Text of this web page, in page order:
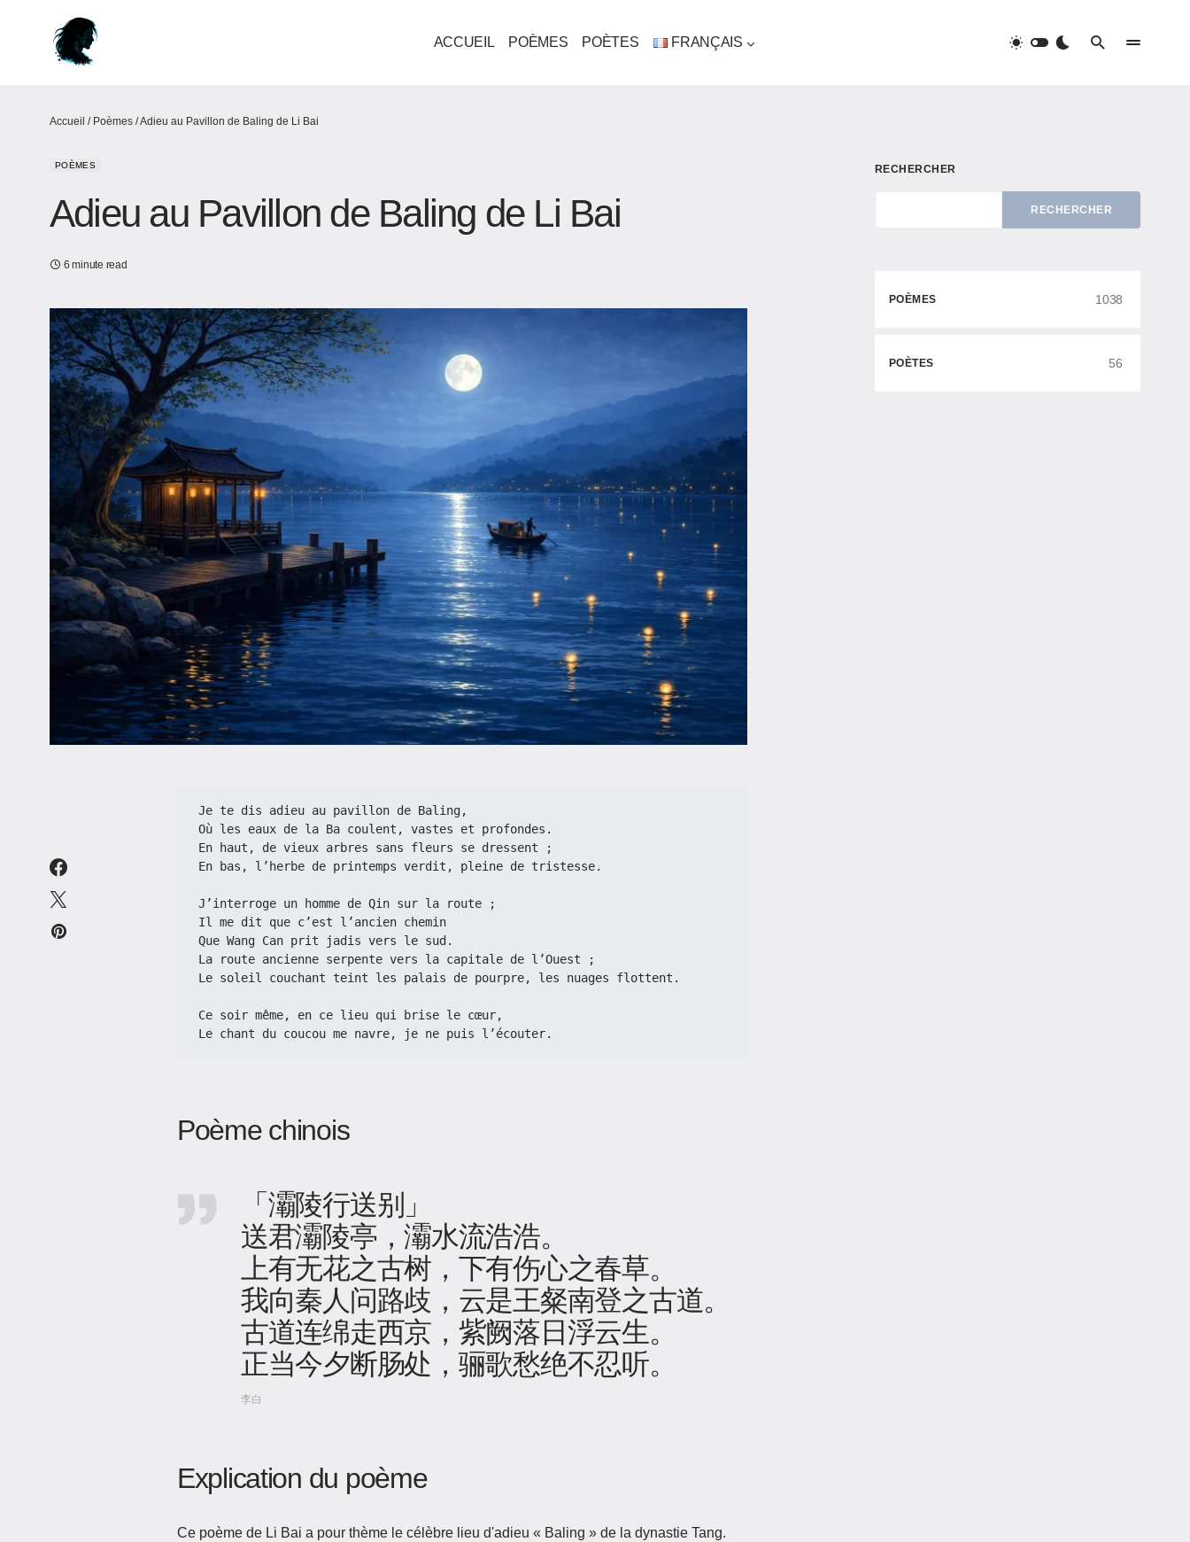
ACCUEIL POÈMES POÈTES FRANÇAIS
Accueil / Poèmes /Adieu au Pavillon de Baling de Li Bai
POÈMES
Adieu au Pavillon de Baling de Li Bai
6 minute read
Je te dis adieu au pavillon de Baling,
Où les eaux de la Ba coulent, vastes et profondes.
En haut, de vieux arbres sans fleurs se dressent ;
En bas, l’herbe de printemps verdit, pleine de tristesse.
J’interroge un homme de Qin sur la route ;
Il me dit que c’est l’ancien chemin
Que Wang Can prit jadis vers le sud.
La route ancienne serpente vers la capitale de l’Ouest ;
Le soleil couchant teint les palais de pourpre, les nuages flottent.
Ce soir même, en ce lieu qui brise le cœur,
Le chant du coucou me navre, je ne puis l’écouter.
Poème chinois
「灞陵行送别」
送君灞陵亭，灞水流浩浩。
上有无花之古树，下有伤心之春草。
我向秦人问路歧，云是王粲南登之古道。
古道连绵走西京，紫阙落日浮云生。
正当今夕断肠处，骊歌愁绝不忍听。
李白
Explication du poème
Ce poème de Li Bai a pour thème le célèbre lieu d'adieu « Baling » de la dynastie Tang.
RECHERCHER
RECHERCHER
POÈMES 1038
POÈTES 56